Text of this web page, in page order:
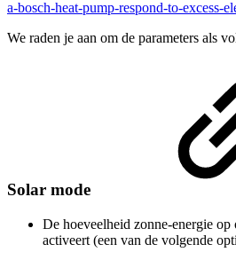
a-bosch-heat-pump-respond-to-excess-
We raden je aan om de parameters als
Solar mode
De hoeveelheid zonne-energie op
activeert (een van de volgende